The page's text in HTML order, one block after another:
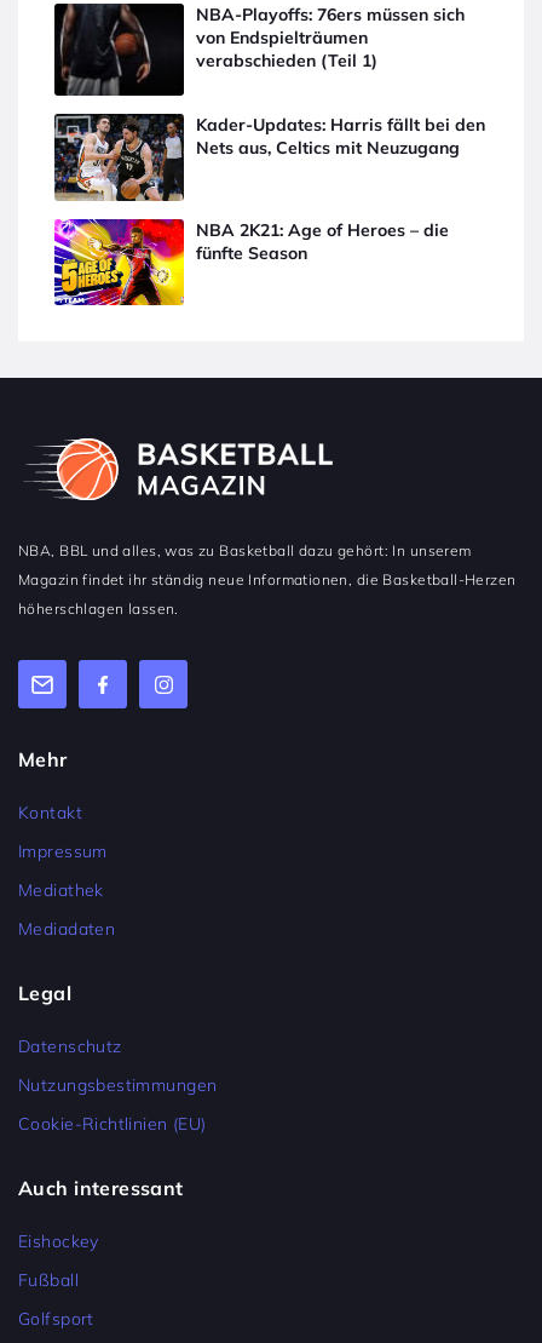
NBA-Playoffs: 76ers müssen sich
von Endspielträumen
verabschieden (Teil 1)
Kader-Updates: Harris fällt bei den
Nets aus, Celtics mit Neuzugang
NBA 2K21: Age of Heroes – die
fünfte Season
NBA, BBL und alles, was zu Basketball dazu gehört: In unserem
Magazin findet ihr ständig neue Informationen, die Basketball-Herzen
höherschlagen lassen.
Mehr
Kontakt
Impressum
Mediathek
Mediadaten
Legal
Datenschutz
Nutzungsbestimmungen
Cookie-Richtlinien (EU)
Auch interessant
Eishockey
Fußball
Golfsport